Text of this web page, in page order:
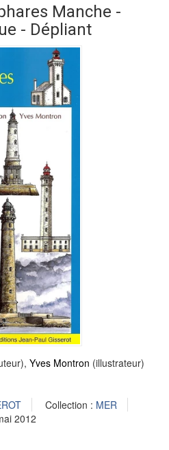
Manche -
- Dépliant
Yves Montron (illustrateur)
Collection : MER
2012